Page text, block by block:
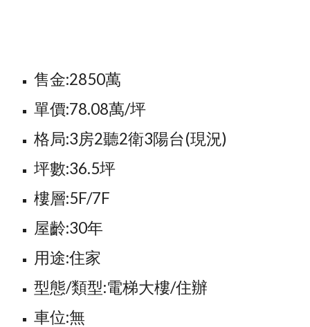
售金:2850萬
單價:78.08萬/坪
格局:3房2聽2衛3陽台(現況)
坪數:36.5坪
樓層:5F/7F
屋齡:30年
用途:住家
型態/類型:電梯大樓/住辦
車位:無